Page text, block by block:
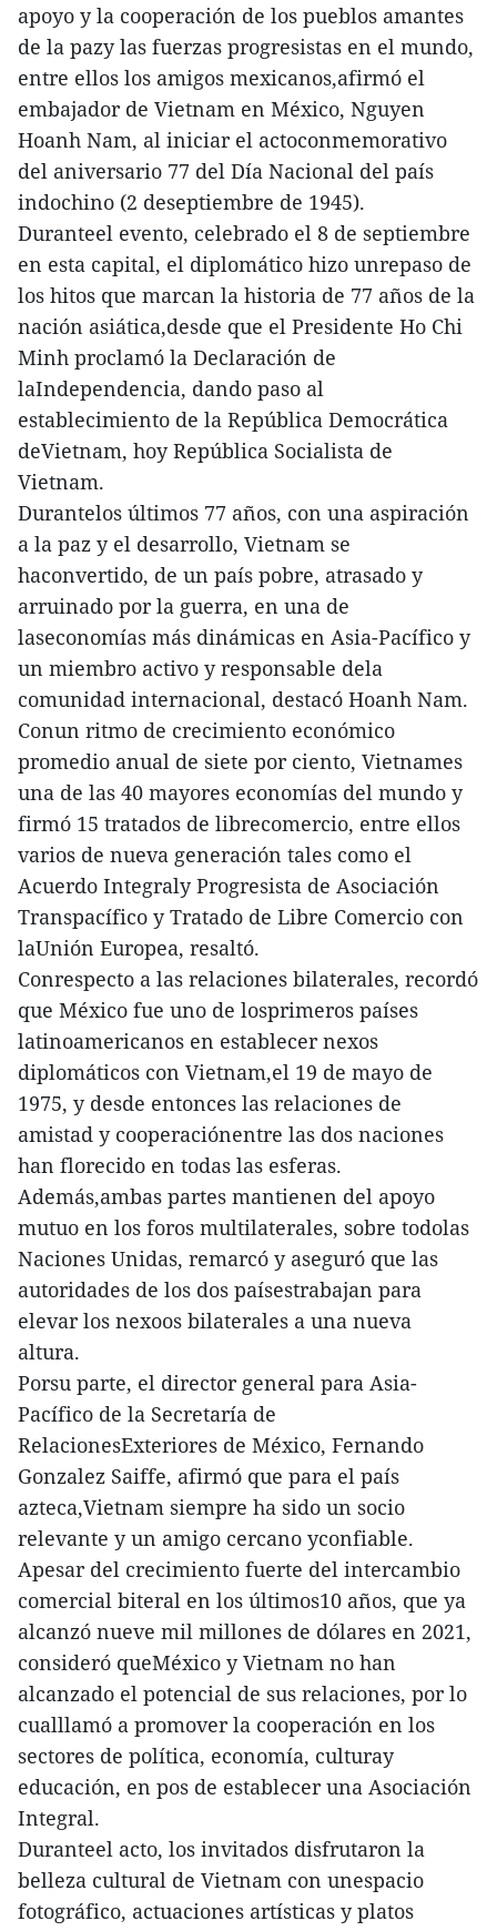
apoyo y la cooperación de los pueblos amantes
de la pazy las fuerzas progresistas en el mundo,
entre ellos los amigos mexicanos,afirmó el
embajador de Vietnam en México, Nguyen
Hoanh Nam, al iniciar el actoconmemorativo
del aniversario 77 del Día Nacional del país
indochino (2 deseptiembre de 1945).
Duranteel evento, celebrado el 8 de septiembre
en esta capital, el diplomático hizo unrepaso de
los hitos que marcan la historia de 77 años de la
nación asiática,desde que el Presidente Ho Chi
Minh proclamó la Declaración de
laIndependencia, dando paso al
establecimiento de la República Democrática
deVietnam, hoy República Socialista de
Vietnam.
Durantelos últimos 77 años, con una aspiración
a la paz y el desarrollo, Vietnam se
haconvertido, de un país pobre, atrasado y
arruinado por la guerra, en una de
laseconomías más dinámicas en Asia-Pacífico y
un miembro activo y responsable dela
comunidad internacional, destacó Hoanh Nam.
Conun ritmo de crecimiento económico
promedio anual de siete por ciento, Vietnames
una de las 40 mayores economías del mundo y
firmó 15 tratados de librecomercio, entre ellos
varios de nueva generación tales como el
Acuerdo Integraly Progresista de Asociación
Transpacífico y Tratado de Libre Comercio con
laUnión Europea, resaltó.
Conrespecto a las relaciones bilaterales, recordó
que México fue uno de losprimeros países
latinoamericanos en establecer nexos
diplomáticos con Vietnam,el 19 de mayo de
1975, y desde entonces las relaciones de
amistad y cooperaciónentre las dos naciones
han florecido en todas las esferas.
Además,ambas partes mantienen del apoyo
mutuo en los foros multilaterales, sobre todolas
Naciones Unidas, remarcó y aseguró que las
autoridades de los dos paísestrabajan para
elevar los nexoos bilaterales a una nueva
altura.
Porsu parte, el director general para Asia-
Pacífico de la Secretaría de
RelacionesExteriores de México, Fernando
Gonzalez Saiffe, afirmó que para el país
azteca,Vietnam siempre ha sido un socio
relevante y un amigo cercano yconfiable.
Apesar del crecimiento fuerte del intercambio
comercial biteral en los últimos10 años, que ya
alcanzó nueve mil millones de dólares en 2021,
consideró queMéxico y Vietnam no han
alcanzado el potencial de sus relaciones, por lo
cualllamó a promover la cooperación en los
sectores de política, economía, culturay
educación, en pos de establecer una Asociación
Integral.
Duranteel acto, los invitados disfrutaron la
belleza cultural de Vietnam con unespacio
fotográfico, actuaciones artísticas y platos